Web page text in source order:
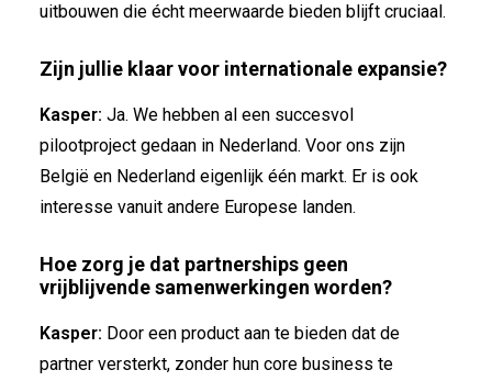
uitbouwen die écht meerwaarde bieden blijft cruciaal.
Zijn jullie klaar voor internationale expansie?
Kasper: Ja. We hebben al een succesvol
pilootproject gedaan in Nederland. Voor ons zijn
België en Nederland eigenlijk één markt. Er is ook
interesse vanuit andere Europese landen.
Hoe zorg je dat partnerships geen
vrijblijvende samenwerkingen worden?
Kasper: Door een product aan te bieden dat de
partner versterkt, zonder hun core business te